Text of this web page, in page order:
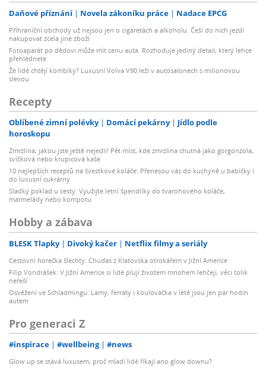
Daňové přiznání Novela zákoníku práce Nadace EPCG
Příhraniční obchody už nejsou jen o cigaretách a alkoholu. Češi do nich jezdí
nakupovat zcela jiné zboží
Fotoaparát po dědovi může mít cenu auta. Rozhoduje jediný detail, který lehce
přehlédnete
Že lidé chtějí kombíky? Luxusní Volva V90 leží v autosalonech s milionovou
slevou
Recepty
Oblíbené zimní polévky Domácí pekárny
Jídlo podle
horoskopu
Zmrzlina, jakou jste ještě nejedli! Pět míst, kde zmrzlina chutná jako gorgonzola,
svíčková nebo krupicová kaše
10 nejlepších receptů na švestkové koláče: Přenesou vás do kuchyně u babičky i
do luxusní cukrárny
Sladký poklad u cesty: Využijte letní špendlíky do tvarohového koláče,
marmelády nebo kompotu
Hobby a zábava
BLESK Tlapky Divoký kačer Netflix filmy a seriály
Cestovní horečka šlechty: Chuďas z Klatovska otrokářem v Jižní Americe
Filip Vondrášek: V Jižní Americe si lidé plují životem mnohem lehčeji, věci tolik
neřeší
Osvěžení ve Schladmingu: Lamy, ferraty i koulovačka v létě jsou jen pár hodin
autem
Pro generaci Z
#inspirace #wellbeing #news
Glow up se stává luxusem, proč mladí lidé říkají ano glow downu?